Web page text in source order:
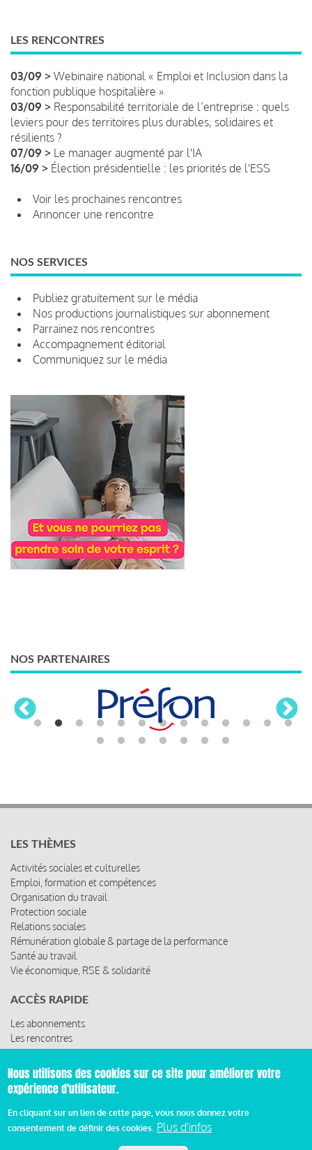
LES RENCONTRES
03/09 > Webinaire national « Emploi et Inclusion dans la
fonction publique hospitalière »
03/09 > Responsabilité territoriale de l’entreprise : quels
leviers pour des territoires plus durables, solidaires et
résilients ?
07/09 > Le manager augmenté par l'IA
16/09 > Élection présidentielle : les priorités de l'ESS
Voir les prochaines rencontres
Annoncer une rencontre
NOS SERVICES
Publiez gratuitement sur le média
Nos productions journalistiques sur abonnement
Parrainez nos rencontres
Accompagnement éditorial
Communiquez sur le média
NOS PARTENAIRES
LES THÈMES
Activités sociales et culturelles
Emploi, formation et compétences
Organisation du travail
Protection sociale
Relations sociales
Rémunération globale & partage de la performance
Santé au travail
Vie économique, RSE & solidarité
ACCÈS RAPIDE
Les abonnements
Les ressources
Nous utilisons des cookies sur ce site pour améliorer votre
expérience d'utilisateur.
En cliquant sur un lien de cette page, vous nous donnez votre
consentement de définir des cookies. Plus d'infos